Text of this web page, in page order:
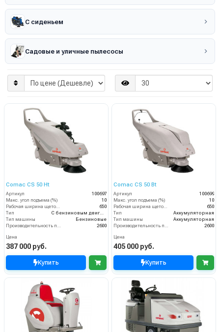
С сиденьем
Садовые и уличные пылесосы
Comac CS 50 Ht
Артикул
100697
Макс. угол подъема (%)
10
650
Тип
С бензиновым двигателем
Тип машины
Бензиновые
2600
Цена
387 000 руб.
Купить
Comac CS 50 Bt
Артикул
100699
Макс. угол подъема (%)
10
650
Тип
Аккумуляторная
Тип машины
Аккумуляторная
2600
Цена
405 000 руб.
Купить